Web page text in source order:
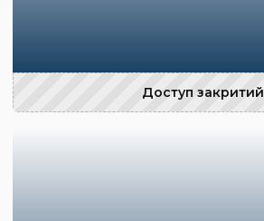
Доступ закритий